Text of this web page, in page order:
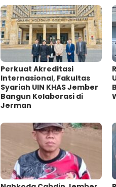
Perkuat Akreditasi
Internasional, Fakultas
Syariah UIN KHAS Jember
Bangun Kolaborasi di
Jerman